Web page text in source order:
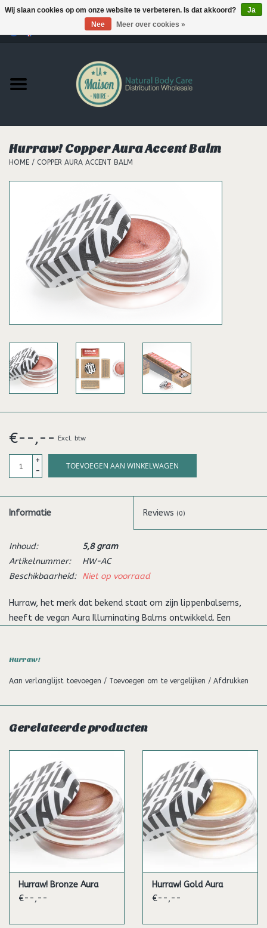
Producten
MERKEN
Support
Hurraw! Copper Aura Accent Balm
HOME / COPPER AURA ACCENT BALM
€--,-- Excl. btw
+
-
TOEVOEGEN AAN WINKELWAGEN
Informatie Reviews (0)
Inhoud:
5,8 gram
Artikelnummer:
HW-AC
Beschikbaarheid:
Niet op voorraad
Hurraw, het merk dat bekend staat om zijn lippenbalsems,
heeft de vegan Aura Illuminating Balms ontwikkeld. Een
(kokosolie, cacaoboter, ricinusolie), bieden deze balsems een
dit geval betekent synthetisch dat de "fonkelingen" in een
laboratorium worden gemaakt van natuurlijke mineralen in
tegenstelling tot mineralen die uit de aarde worden
gewonnen. Traceerbaarheid, transparantie en veiligheid zijn
essentieel bij de productie van cosmetica. Hurraw kan
ingrediënten opsporen omdat het merk de productie zelf
beheert.
De ingrediënten die uit de aarde worden geëxtraheerd (micas,
ijzer- en tinoxiden) zijn bijna niet te traceren. Leveranciers
kunnen zelden een certificaat van oorsprong, een bewijs van
arbeidsomstandigheden of documentatie over de
onzuiverheden die ze bevatten, voorleggen. Om deze reden
Hurraw!
Aan verlanglijst toevoegen / Toevoegen om te vergelijken / Afdrukken
Gerelateerde producten
Hurraw! Bronze Aura
€--,--
Hurraw! Gold Aura
€--,--
Wij slaan cookies op om onze website te verbeteren. Is dat akkoord?
Ja
Nee
Meer over cookies »